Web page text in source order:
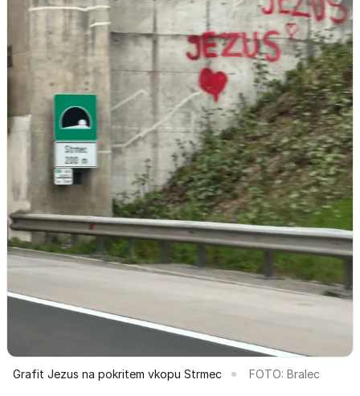
Grafit Jezus na pokritem vkopu Strmec FOTO: Bralec